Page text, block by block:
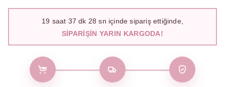
19 saat 37 dk 27 sn içinde sipariş ettiğinde,
SIPARIŞIN YARIN KARGODA!